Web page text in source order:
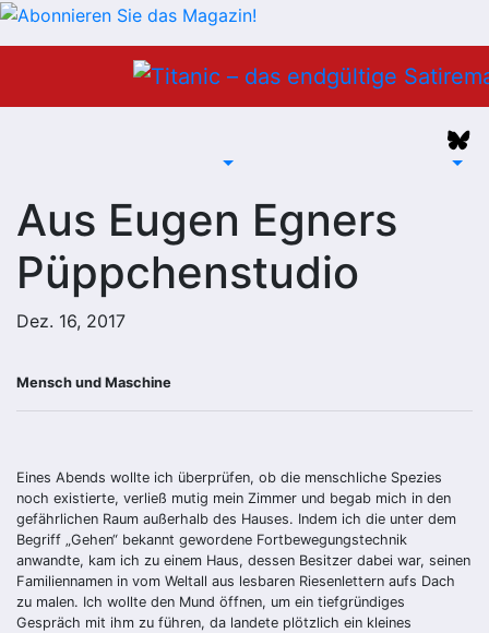
Aus Eugen Egners
Püppchenstudio
Dez. 16, 2017
Mensch und Maschine
Eines Abends wollte ich überprüfen, ob die menschliche Spezies
noch existierte, verließ mutig mein Zimmer und begab mich in den
gefährlichen Raum außerhalb des Hauses. Indem ich die unter dem
Begriff „Gehen“ bekannt gewordene Fortbewegungstechnik
anwandte, kam ich zu einem Haus, dessen Besitzer dabei war, seinen
Familiennamen in vom Weltall aus lesbaren Riesenlettern aufs Dach
zu malen. Ich wollte den Mund öffnen, um ein tiefgründiges
Gespräch mit ihm zu führen, da landete plötzlich ein kleines